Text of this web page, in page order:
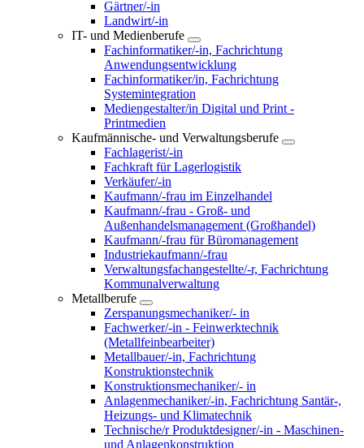
Gärtner/-in
Landwirt/-in
IT- und Medienberufe
Fachinformatiker/-in, Fachrichtung
Anwendungsentwicklung
Fachinformatiker/in, Fachrichtung
Systemintegration
Mediengestalter/in Digital und Print -
Printmedien
Kaufmännische- und Verwaltungsberufe
Fachlagerist/-in
Fachkraft für Lagerlogistik
Verkäufer/-in
Kaufmann/-frau im Einzelhandel
Kaufmann/-frau - Groß- und
Außenhandelsmanagement (Großhandel)
Kaufmann/-frau für Büromanagement
Industriekaufmann/-frau
Verwaltungsfachangestellte/-r, Fachrichtung
Kommunalverwaltung
Metallberufe
Zerspanungsmechaniker/- in
Fachwerker/-in - Feinwerktechnik
(Metallfeinbearbeiter)
Metallbauer/-in, Fachrichtung
Konstruktionstechnik
Konstruktionsmechaniker/- in
Anlagenmechaniker/-in, Fachrichtung Santär-,
Heizungs- und Klimatechnik
Technische/r Produktdesigner/-in - Maschinen-
und Anlagenkonstruktion